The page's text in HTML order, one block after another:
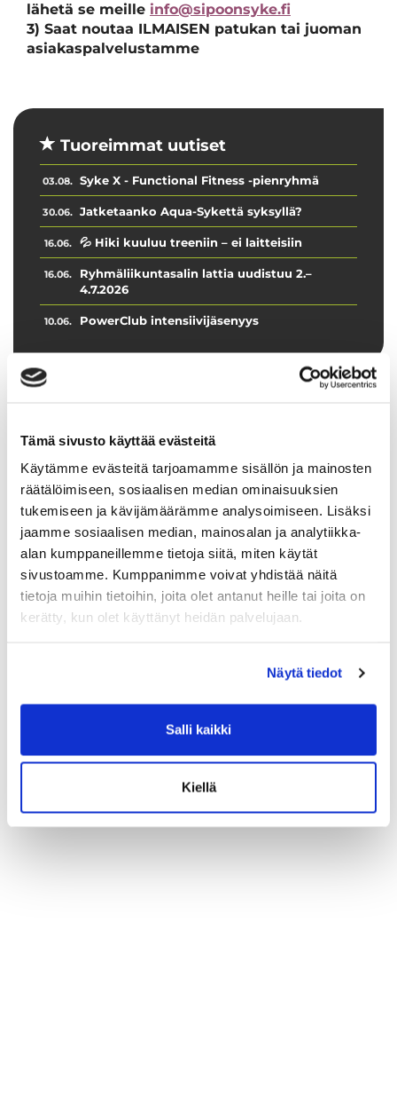
Tämä sivusto käyttää evästeitä
Käytämme evästeitä tarjoamamme sisällön ja mainosten
räätälöimiseen, sosiaalisen median ominaisuuksien
tukemiseen ja kävijämäärämme analysoimiseen. Lisäksi
jaamme sosiaalisen median, mainosalan ja analytiikka-
alan kumppaneillemme tietoja siitä, miten käytät
sivustoamme. Kumppanimme voivat yhdistää näitä
tietoja muihin tietoihin, joita olet antanut heille tai joita on
kerätty, kun olet käyttänyt heidän palvelujaan.
Näytä tiedot
Salli kaikki
Kiellä
lähetä se meille info@sipoonsyke.fi
3) Saat noutaa ILMAISEN patukan tai juoman
asiakaspalvelustamme
Tuoreimmat uutiset
03.08. Syke X - Functional Fitness -pienryhmä
30.06. Jatketaanko Aqua-Sykettä syksyllä?
16.06. 💦 Hiki kuuluu treeniin – ei laitteisiin
16.06.
Ryhmäliikuntasalin lattia uudistuu 2.–
4.7.2026
10.06. PowerClub intensiivijäsenyys